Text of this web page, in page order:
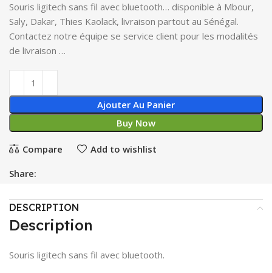
Souris ligitech sans fil avec bluetooth… disponible à Mbour,
Saly, Dakar, Thies Kaolack, livraison partout au Sénégal.
Contactez notre équipe se service client pour les modalités
de livraison …
Ajouter Au Panier
Buy Now
Compare Add to wishlist
Share:
DESCRIPTION
Description
Souris ligitech sans fil avec bluetooth.